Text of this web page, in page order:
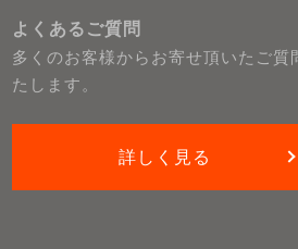
よくあるご質問
多くのお客様からお寄せ頂いたご質
たします。
詳しく見る